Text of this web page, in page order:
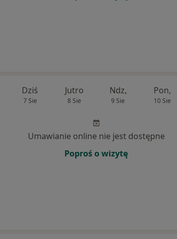
Dziś
7 Sie
Jutro
8 Sie
Ndz,
9 Sie
Pon,
10 Sie
Umawianie online nie jest dostępne
Poproś o wizytę